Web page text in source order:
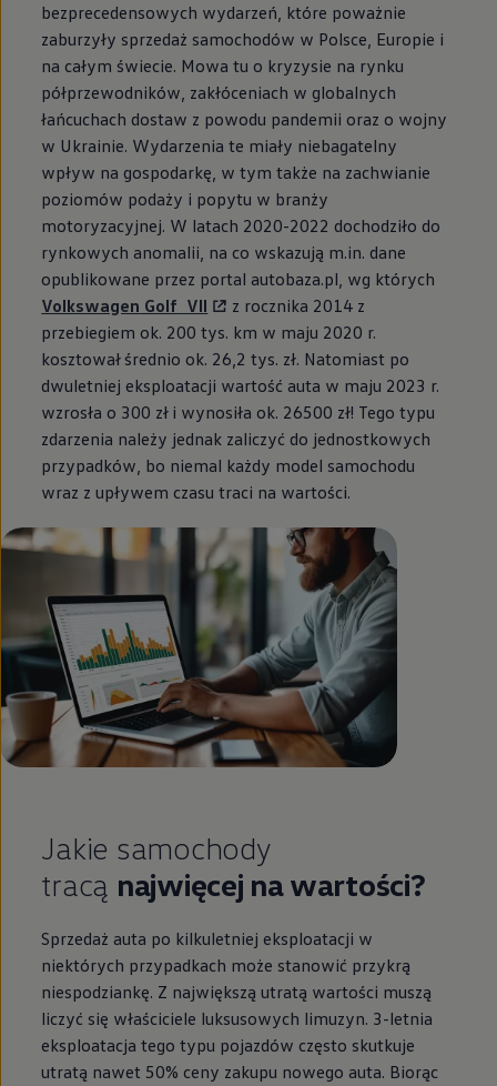
bezprecedensowych wydarzeń, które poważnie
zaburzyły sprzedaż samochodów w Polsce, Europie i
na całym świecie. Mowa tu o kryzysie na rynku
półprzewodników, zakłóceniach w globalnych
łańcuchach dostaw z powodu pandemii oraz o wojny
w Ukrainie. Wydarzenia te miały niebagatelny
wpływ na gospodarkę, w tym także na zachwianie
poziomów podaży i popytu w branży
motoryzacyjnej. W latach 2020-2022 dochodziło do
rynkowych anomalii, na co wskazują m.in. dane
opublikowane przez portal autobaza.pl, wg których
Volkswagen Golf VII
z rocznika 2014 z
przebiegiem ok. 200 tys. km w maju 2020 r.
kosztował średnio ok. 26,2 tys. zł. Natomiast po
dwuletniej eksploatacji wartość auta w maju 2023 r.
wzrosła o 300 zł i wynosiła ok. 26500 zł! Tego typu
zdarzenia należy jednak zaliczyć do jednostkowych
przypadków, bo niemal każdy model samochodu
wraz z upływem czasu traci na wartości.
Jakie samochody
tracą najwięcej na wartości?
Sprzedaż auta po kilkuletniej eksploatacji w
niektórych przypadkach może stanowić przykrą
niespodziankę. Z największą utratą wartości muszą
liczyć się właściciele luksusowych limuzyn. 3-letnia
eksploatacja tego typu pojazdów często skutkuje
utratą nawet 50% ceny zakupu nowego auta. Biorąc